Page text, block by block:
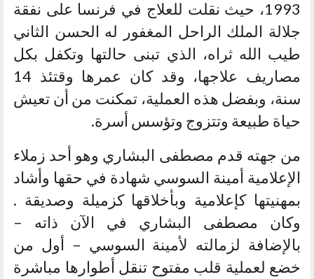
1993، حيث نقلت للعلاج في فرنسا على نفقة
جلالة الملك الراحل المغفور له الحسن الثاني
طيب الله ثراه، الذي تبنى حالتها وتكفل بكل
مصاريف علاجها، وقد كان عمرها وقتئذ 14
سنة، وبفضل هذه العملية، تمكنت من أن تعيش
حياة طبيعة وتتزوج وتؤسس أسرة.
من جهته قدم مصطفى البشاري وهو أحد زملاء
الإعلامية أمينة السوسي شهادة في حقها وأشاد
بمهنيتها كإعلامية وبأخلاقها كزميلة وصديقة .
وكان مصطفى البشاري في الآن ذاته –
بالإضافة لزمالته لأمينة السوسي – أول من
خضع لعملية قلب مفتوح تنقل أطوارها مباشرة